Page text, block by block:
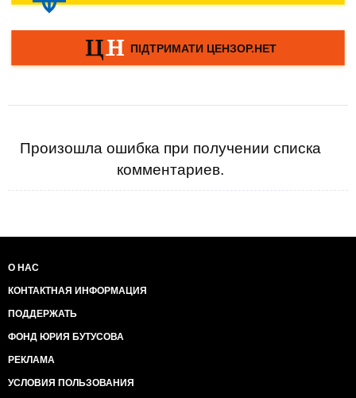
Произошла ошибка при получении списка
комментариев.
О НАС
КОНТАКТНАЯ ИНФОРМАЦИЯ
ПОДДЕРЖАТЬ
ФОНД ЮРИЯ БУТУСОВА
РЕКЛАМА
УСЛОВИЯ ПОЛЬЗОВАНИЯ